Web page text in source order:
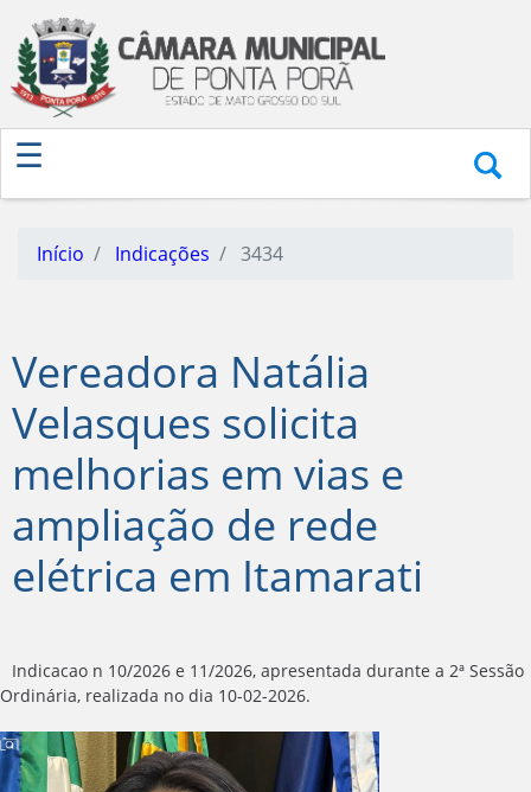
Início Indicações 3434
Vereadora Natália
Velasques solicita
melhorias em vias e
ampliação de rede
elétrica em Itamarati
Indicacao n 10/2026 e 11/2026, apresentada durante a 2ª Sessão
Ordinária, realizada no dia 10-02-2026.